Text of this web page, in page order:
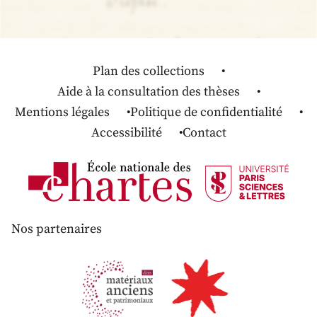
Plan des collections
Aide à la consultation des thèses
Mentions légales
Politique de confidentialité
Accessibilité
Contact
Nos partenaires